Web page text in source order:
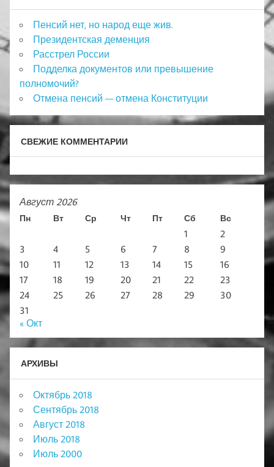
Пенсий нет, но народ еще жив.
Президентская деменция
Расстрел России
Подделка документов или превышение
полномочий?
Отмена пенсий — отмена Конституции
СВЕЖИЕ КОММЕНТАРИИ
Август 2026
Пн Вт Ср Чт Пт Сб Вс
1
2
3
4 5 6 7 8
9
10
11 12 13 14 15
16
17
18 19 20 21 22
23
24
25 26 27 28 29
30
31
« Окт
АРХИВЫ
Октябрь 2018
Сентябрь 2018
Август 2018
Июль 2018
Июль 2000